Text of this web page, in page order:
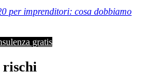
per imprenditori: cosa dobbiamo
gratis
rischi